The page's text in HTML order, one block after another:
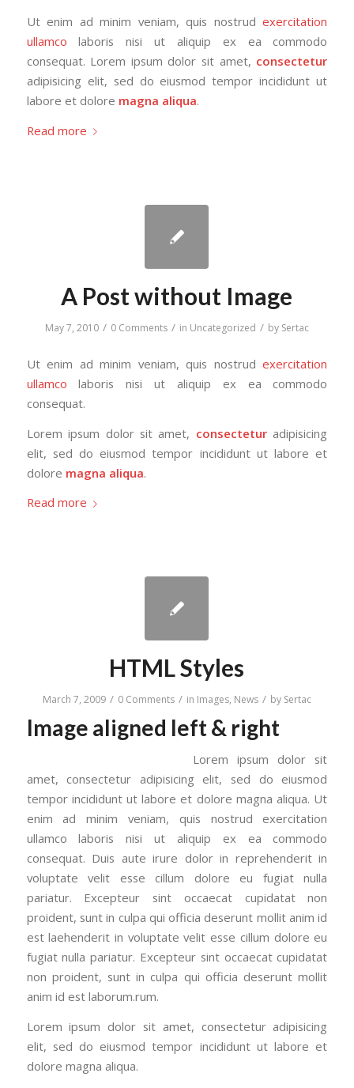
Ut enim ad minim veniam, quis nostrudexercitation
ullamco laboris nisi ut aliquip ex ea commodo
consequat. Lorem ipsum dolor sit amet, consectetur
adipisicing elit, sed do eiusmod tempor incididunt ut
labore et dolore magna aliqua.
Read more
A Post without Image
May 7, 2010 / 0 Comments / in Uncategorized / by Sertac
Ut enim ad minim veniam, quis nostrudexercitation
ullamco laboris nisi ut aliquip ex ea commodo
consequat.
Lorem ipsum dolor sit amet, consecteturadipisicing
elit, sed do eiusmod tempor incididunt ut labore et
dolore magna aliqua.
Read more
HTML Styles
March 7, 2009 / 0 Comments / in Images, News / by Sertac
Image aligned left & right
Lorem ipsum dolor sit
amet, consectetur adipisicing elit, sed do eiusmod
tempor incididunt ut labore et dolore magna aliqua. Ut
enim ad minim veniam, quis nostrud exercitation
ullamco laboris nisi ut aliquip ex ea commodo
consequat. Duis aute irure dolor in reprehenderit in
voluptate velit esse cillum dolore eu fugiat nulla
pariatur. Excepteur sint occaecat cupidatat non
proident, sunt in culpa qui officia deserunt mollit anim id
est laehenderit in voluptate velit esse cillum dolore eu
fugiat nulla pariatur. Excepteur sint occaecat cupidatat
non proident, sunt in culpa qui officia deserunt mollit
anim id est laborum.rum.
Lorem ipsum dolor sit amet, consectetur adipisicing
elit, sed do eiusmod tempor incididunt ut labore et
dolore magna aliqua.